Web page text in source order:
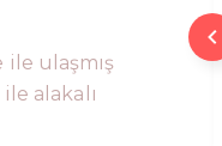
ulaşmış
alakalı